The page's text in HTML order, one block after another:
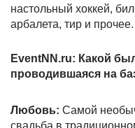
настольный хоккей,
арбалета, тир и прочее.
EventNN.ru: Какой
проводившаяся на
Любовь: Самой
свадьба в